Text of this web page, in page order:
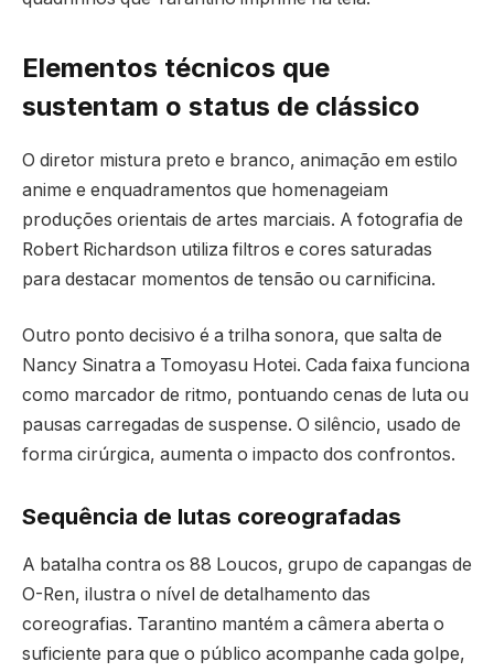
Elementos técnicos que
sustentam o status de clássico
O diretor mistura preto e branco, animação em estilo
anime e enquadramentos que homenageiam
produções orientais de artes marciais. A fotografia de
Robert Richardson utiliza filtros e cores saturadas
para destacar momentos de tensão ou carnificina.
Outro ponto decisivo é a trilha sonora, que salta de
Nancy Sinatra a Tomoyasu Hotei. Cada faixa funciona
como marcador de ritmo, pontuando cenas de luta ou
pausas carregadas de suspense. O silêncio, usado de
forma cirúrgica, aumenta o impacto dos confrontos.
Sequência de lutas coreografadas
A batalha contra os 88 Loucos, grupo de capangas de
O-Ren, ilustra o nível de detalhamento das
coreografias. Tarantino mantém a câmera aberta o
suficiente para que o público acompanhe cada golpe,